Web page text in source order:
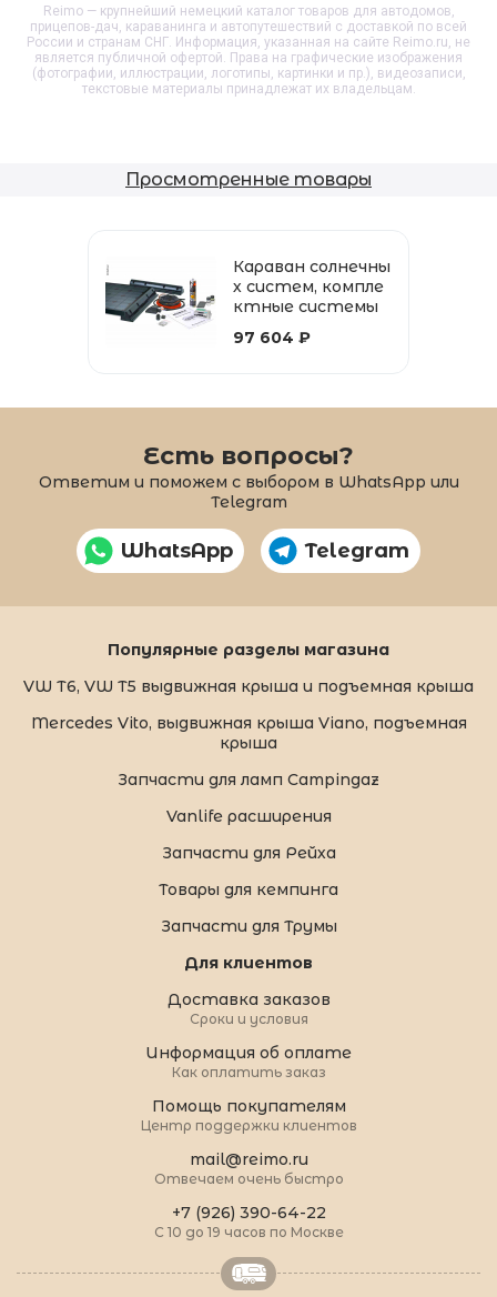
Reimo — крупнейший немецкий каталог товаров для автодомов,
прицепов-дач, караванинга и автопутешествий с доставкой по всей
России и странам СНГ. Информация, указанная на сайте Reimo.ru, не
является публичной офертой. Права на графические изображения
(фотографии, иллюстрации, логотипы, картинки и пр.), видеозаписи,
текстовые материалы принадлежат их владельцам.
Просмотренные товары
Караван солнечны
х систем, компле
ктные системы
Line"
97 604 ₽
Есть вопросы?
Ответим и поможем с выбором в WhatsApp или
Telegram
WhatsApp Telegram
Популярные разделы магазина
VW T6, VW T5 выдвижная крыша и подъемная крыша
Mercedes Vito, выдвижная крыша Viano, подъемная
крыша
Запчасти для ламп Campingaz
Vanlife расширения
Запчасти для Рейха
Товары для кемпинга
Запчасти для Трумы
Для клиентов
Доставка заказов
Сроки и условия
Информация об оплате
Как оплатить заказ
Помощь покупателям
Центр поддержки клиентов
mail@reimo.ru
Отвечаем очень быстро
+7 (926) 390-64-22
С 10 до 19 часов по Москве